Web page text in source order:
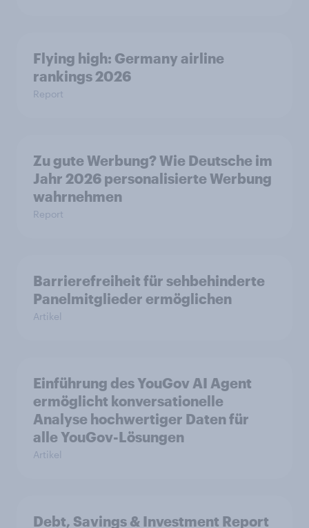
Flying high: Germany airline
rankings 2026
Report
Zu gute Werbung? Wie Deutsche im
Jahr 2026 personalisierte Werbung
wahrnehmen
Report
Barrierefreiheit für sehbehinderte
Panelmitglieder ermöglichen
Artikel
Einführung des YouGov AI Agent
ermöglicht konversationelle
Analyse hochwertiger Daten für
alle YouGov-Lösungen
Artikel
Debt, Savings & Investment Report